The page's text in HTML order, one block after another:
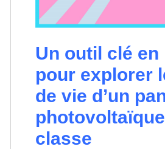
Un outil clé en
pour explorer
de vie d’un
classe